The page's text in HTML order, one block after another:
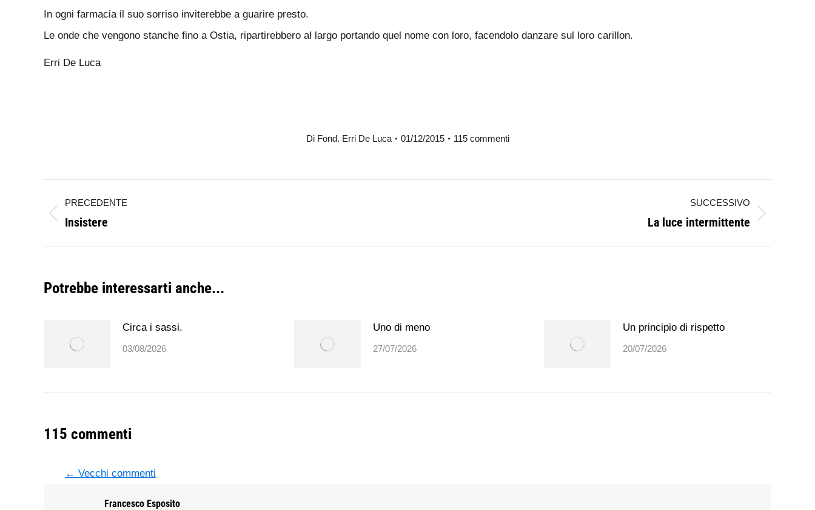
In ogni farmacia il suo sorriso inviterebbe a guarire presto.
Le onde che vengono stanche fino a Ostia, ripartirebbero al largo portando quel nome con loro, facendolo danzare sul loro carillon.
Erri De Luca
Di Fond. Erri De Luca 01/12/2015 115 commenti
tra
PRECEDENTE
Post
precedente:
Insistere
SUCCESSIVO
post:
La luce intermittente
Potrebbe interessarti anche...
Circa i sassi.
03/08/2026
Uno di meno
27/07/2026
Un principio di rispetto
20/07/2026
115 commenti
Commento di navigazione
← Vecchi commenti
Francesco Esposito